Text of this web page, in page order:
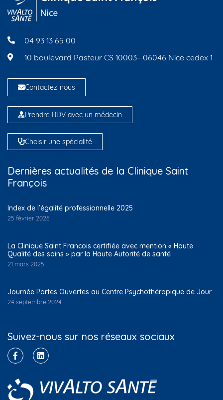
04 93 13 65 00
10 boulevard Pasteur CS 10003– 06046 Nice cedex 1
Contactez-nous
Prendre RDV avec un médecin
Choisir une spécialité
Dernières actualités de la Clinique Saint
François
Index de l’égalité professionnelle 2025
25 février 2026
La Clinique Saint Francois certifiée avec mention « Haute
Qualité des soins » par la Haute Autorité de santé
21 mars 2025
Journée Portes Ouvertes au Centre Psychothérapique de Jour
24 septembre 2024
Suivez-nous sur nos réseaux sociaux